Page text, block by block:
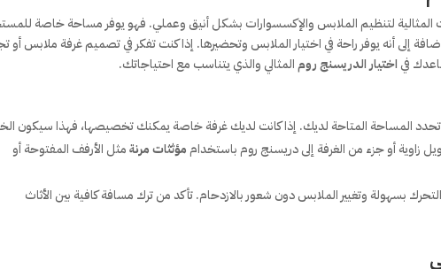
المثالية لتنظيم الملابس والإكسسوارات بشكل أنيق وعملي. فهو يوفر مساحة خاصة
إلى أنه يوفر راحة في اختيار الملابس وتحضيرها. إذا كنت تفكر في تصميم غرفة ملابس أو
في اختيار الدريسنج رومالمثالي والذي يتناسب مع احتياجاتك.
المساحة المتاحة لديك. إذا كانت لديك غرفة خاصة يمكنك تخصيصها، فهذا سيكون
زاوية أو جزء من الغرفة إلى دريسنج روم باستخدام مؤثثات مرنةمثل الأرفف المفتوحة أو
بسهولة وتغيير الملابس دون شعور بالازدحام. تأكد من ترك مسافة كافية بين الأثاث